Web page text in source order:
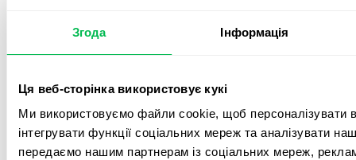
Згода Інформація
Ця веб-сторінка використовує кукі
Ми використовуємо файли cookie, щоб персоналізувати
інтегрувати функції соціальних мереж та аналізувати
передаємо нашим партнерам із соціальних мереж,
Мобільний додаток і Telegram-бот
персоналом у зручний час та будь-якому місці.